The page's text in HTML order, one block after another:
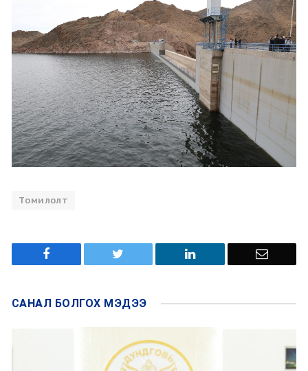
Томилолт
САНАЛ БОЛГОХ МЭДЭЭ